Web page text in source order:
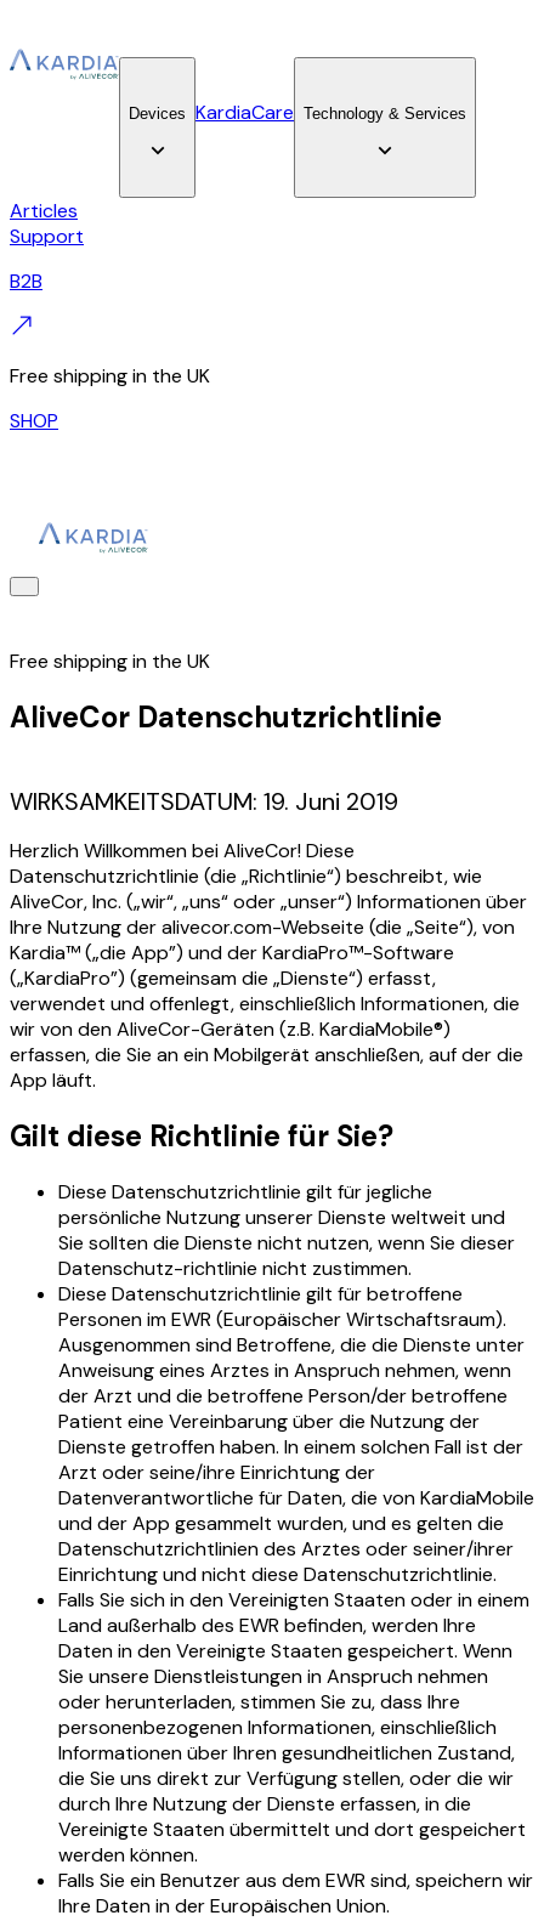
Devices KardiaCare Technology & Services
Articles
Support
B2B
Free shipping in the UK
SHOP
Free shipping in the UK
AliveCor Datenschutzrichtlinie
WIRKSAMKEITSDATUM: 19. Juni 2019
Herzlich Willkommen bei AliveCor! Diese
Datenschutzrichtlinie (die „Richtlinie“) beschreibt, wie
AliveCor, Inc. („wir“, „uns“ oder „unser“) Informationen über
Ihre Nutzung der alivecor.com-Webseite (die „Seite“), von
Kardia™ („die App”) und der KardiaPro™-Software
(„KardiaPro”) (gemeinsam die „Dienste“) erfasst,
verwendet und offenlegt, einschließlich Informationen, die
wir von den AliveCor-Geräten (z.B. KardiaMobile®)
erfassen, die Sie an ein Mobilgerät anschließen, auf der die
App läuft.
Gilt diese Richtlinie für Sie?
Diese Datenschutzrichtlinie gilt für jegliche
persönliche Nutzung unserer Dienste weltweit und
Sie sollten die Dienste nicht nutzen, wenn Sie dieser
Datenschutz-richtlinie nicht zustimmen.
Diese Datenschutzrichtlinie gilt für betroffene
Personen im EWR (Europäischer Wirtschaftsraum).
Ausgenommen sind Betroffene, die die Dienste unter
Anweisung eines Arztes in Anspruch nehmen, wenn
der Arzt und die betroffene Person/der betroffene
Patient eine Vereinbarung über die Nutzung der
Dienste getroffen haben. In einem solchen Fall ist der
Arzt oder seine/ihre Einrichtung der
Datenverantwortliche für Daten, die von KardiaMobile
und der App gesammelt wurden, und es gelten die
Datenschutzrichtlinien des Arztes oder seiner/ihrer
Einrichtung und nicht diese Datenschutzrichtlinie.
Falls Sie sich in den Vereinigten Staaten oder in einem
Land außerhalb des EWR befinden, werden Ihre
Daten in den Vereinigte Staaten gespeichert. Wenn
Sie unsere Dienstleistungen in Anspruch nehmen
oder herunterladen, stimmen Sie zu, dass Ihre
personenbezogenen Informationen, einschließlich
Informationen über Ihren gesundheitlichen Zustand,
die Sie uns direkt zur Verfügung stellen, oder die wir
durch Ihre Nutzung der Dienste erfassen, in die
Vereinigte Staaten übermittelt und dort gespeichert
werden können.
Falls Sie ein Benutzer aus dem EWR sind, speichern wir
Ihre Daten in der Europäischen Union.